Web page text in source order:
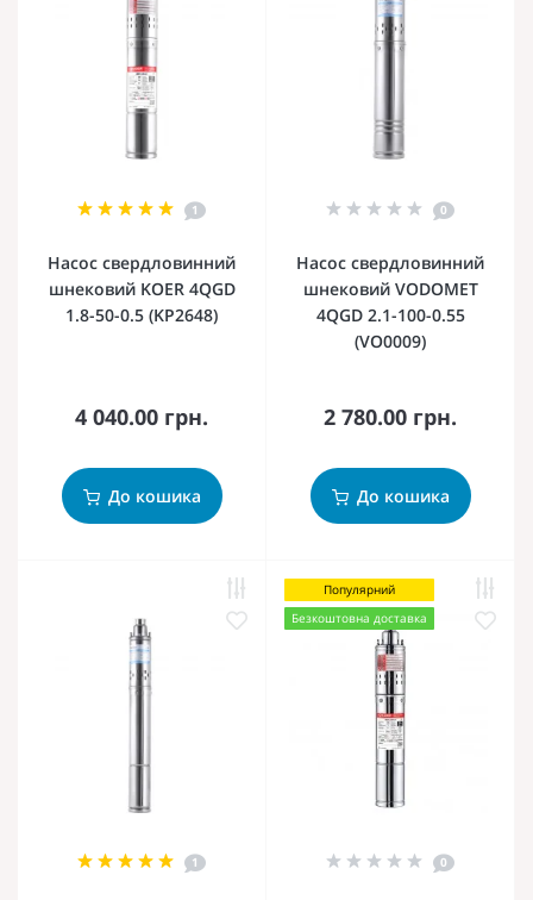
1
Насос свердловинний
шнековий KOER 4QGD
1.8-50-0.5 (KP2648)
4 040.00 грн.
До кошика
0
Насос свердловинний
шнековий VODOMET
4QGD 2.1-100-0.55
(VO0009)
2 780.00 грн.
До кошика
1
Популярний
Безкоштовна доставка
0